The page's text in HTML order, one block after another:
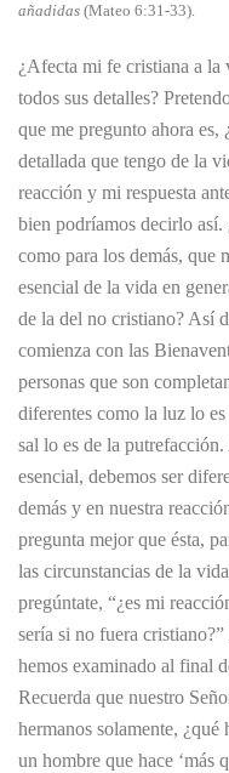
añadidas (Mateo 6:31-33).
¿Afecta mi fe cristiana a la
todos sus detalles?
que me pregunto ahora es,
detallada que tengo de la
reacción y mi respuesta
bien podríamos decirlo
como para los demás, que
esencial de la vida en
de la del no cristiano? Así
comienza con las
personas que son
diferentes como la luz lo
sal lo es de la
esencial, debemos ser
demás y en nuestra
pregunta mejor que ésta,
las circunstancias de la
pregúntate, “¿es mi
sería si no fuera
hemos examinado al final
Recuerda que nuestro
hermanos solamente, ¿qué
un hombre que hace ‘más